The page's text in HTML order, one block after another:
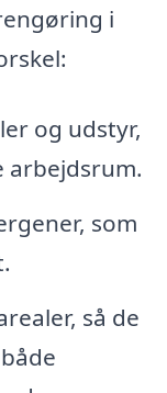
i
og udstyr,
arbejdsrum.
som
så de